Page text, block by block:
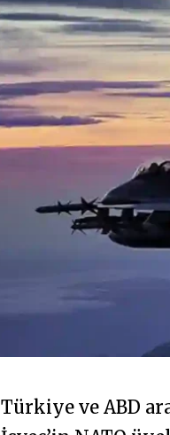
Türkiye ve ABD